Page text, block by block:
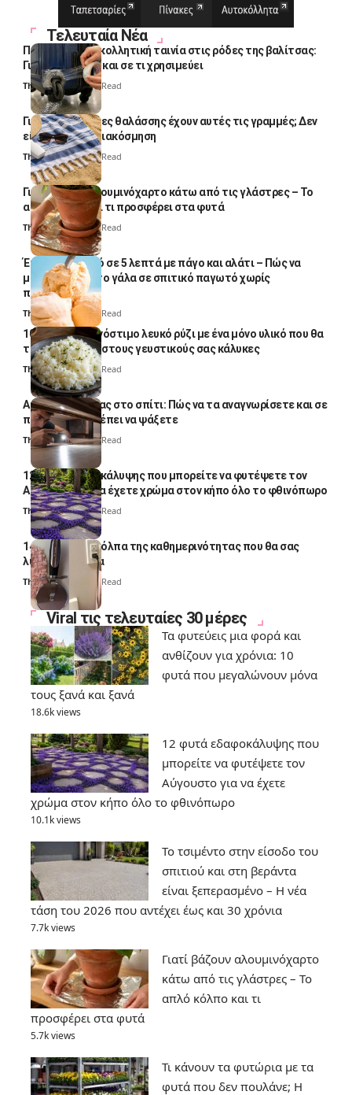
Τελευταία Νέα
Πολλοί βάζουν κολλητική ταινία στις ρόδες της βαλίτσας:
Γιατί το κάνουν και σε τι χρησιμεύει
Thali Ombre 4 Min Read
Γιατί οι πετσέτες θαλάσσης έχουν αυτές τις γραμμές; Δεν
είναι μόνο για διακόσμηση
Thali Ombre5 Min Read
Γιατί βάζουν αλουμινόχαρτο κάτω από τις γλάστρες – Το
απλό κόλπο και τι προσφέρει στα φυτά
Thali Ombre4 Min Read
Έτοιμο παγωτό σε 5 λεπτά με πάγο και αλάτι – Πώς να
μετατρέψετε το γάλα σε σπιτικό παγωτό χωρίς
παγωτομηχανή
Thali Ombre 4 Min Read
10 φορές ποιο νόστιμο λευκό ρύζι με ένα μόνο υλικό που θα
το απογειώσει στους γευστικούς σας κάλυκες
Thali Ombre4 Min Read
Αυγά κατσαρίδας στο σπίτι: Πώς να τα αναγνωρίσετε και σε
ποια σημεία πρέπει να ψάξετε
Thali Ombre4 Min Read
12 φυτά εδαφοκάλυψης που μπορείτε να φυτέψετε τον
Αύγουστο για να έχετε χρώμα στον κήπο όλο το φθινόπωρο
Thali Ombre7 Min Read
14 πανέξυπνα κόλπα της καθημερινότητας που θα σας
λύσουν τα χέρια
Thali Ombre 6 Min Read
Viral τις τελευταίες 30 μέρες
Τα φυτεύεις μια φορά και
ανθίζουν για χρόνια: 10
φυτά που μεγαλώνουν μόνα
τους ξανά και ξανά
18.6k views
12 φυτά εδαφοκάλυψης που
μπορείτε να φυτέψετε τον
Αύγουστο για να έχετε
χρώμα στον κήπο όλο το φθινόπωρο
10.1k views
Το τσιμέντο στην είσοδο του
σπιτιού και στη βεράντα
είναι ξεπερασμένο – Η νέα
τάση του 2026 που αντέχει έως και 30 χρόνια
7.7k views
Γιατί βάζουν αλουμινόχαρτο
κάτω από τις γλάστρες – Το
απλό κόλπο και τι
προσφέρει στα φυτά
5.7k views
Τι κάνουν τα φυτώρια με τα
φυτά που δεν πουλάνε; Η